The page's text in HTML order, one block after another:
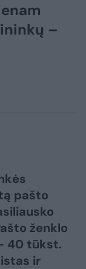
–
pašto
ženklo
40 tūkst.
ir